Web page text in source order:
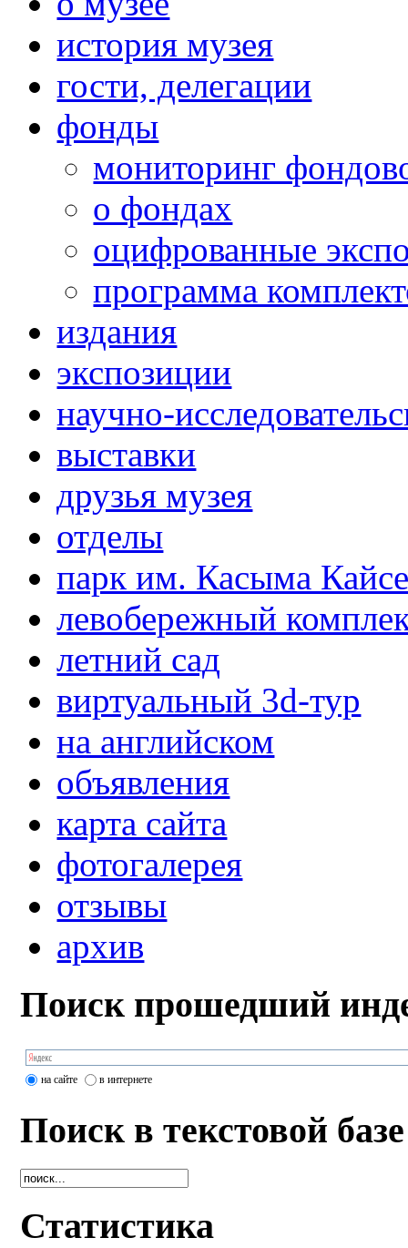
история музея
гости, делегации
фонды
мониторинг
о фондах
оцифрованные
программа
издания
экспозиции
научно-
выставки
друзья музея
отделы
парк им. Касыма
левобережный
летний сад
виртуальный 3d-тур
на английском
объявления
карта сайта
фотогалерея
отзывы
архив
Поиск прошедший
на сайте в интернете
Поиск в текстовой базе
Статистика